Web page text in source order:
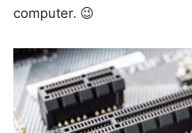
computer. 😉